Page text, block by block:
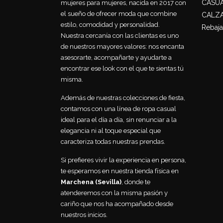
mujeres para mujeres, nacida en 2017 con
el sueño de ofrecer moda que combine
estilo, comodidad y personalidad.
Nuestra cercanía con las clientas es uno
de nuestros mayores valores: nos encanta
asesorarte, acompañarte y ayudarte a
encontrar ese look con el que te sientas tú
misma.
Además de nuestras colecciones de fiesta,
contamos con una línea de ropa casual
ideal para el día a día, sin renunciar a la
elegancia ni al toque especial que
caracteriza todas nuestras prendas.
Si prefieres vivir la experiencia en persona,
te esperamos en nuestra tienda física en
Marchena (Sevilla), donde te
atenderemos con la misma pasión y
cariño que nos ha acompañado desde
nuestros inicios.